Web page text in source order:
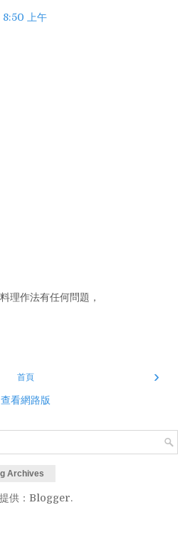
上午
理作法有任何問題，
›
首頁
查看網路版
Archives
供： Blogger.